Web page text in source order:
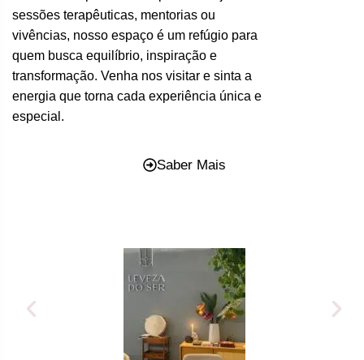
sessões terapêuticas, mentorias ou
vivências, nosso espaço é um refúgio para
quem busca equilíbrio, inspiração e
transformação. Venha nos visitar e sinta a
energia que torna cada experiência única e
especial.
Saber Mais